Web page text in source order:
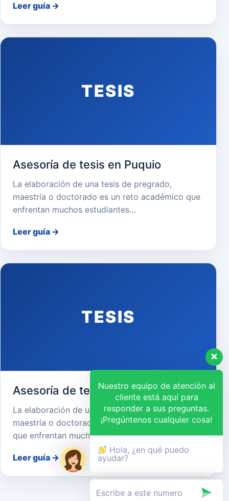
Leer guía →
TESIS
Asesoría de tesis en Puquio
La elaboración de una tesis de pregrado,
maestría o doctorado es un reto académico que
enfrentan muchos estudiantes…
Leer guía →
TESIS
Asesoría de tesis en Jaen
La elaboración de una tesis de pregrado,
maestría o doctorado es un desafío académico
que enfrentan muchos estudiantes…
Leer guía →
Nuestro equipo de atención al
cliente está aquí para
responder a sus preguntas.
¡Pregúntenos cualquier cosa!
Hola, ¿en qué puedo
ayudar?